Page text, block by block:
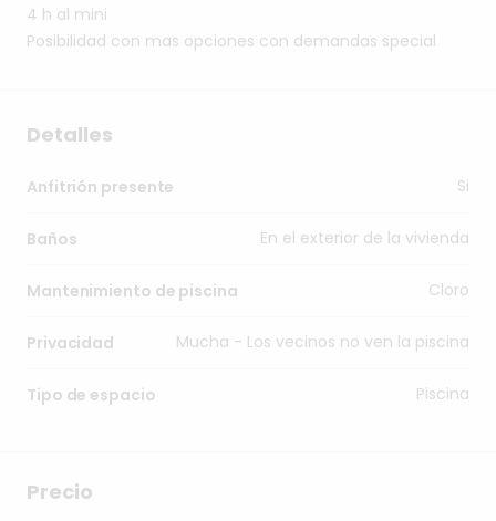
4 h al mini
Posibilidad con mas opciones con demandas special
Detalles
Anfitrión presente Si
Baños En el exterior de la vivienda
Mantenimiento de piscina Cloro
Privacidad Mucha - Los vecinos no ven la piscina
Tipo de espacio Piscina
Precio